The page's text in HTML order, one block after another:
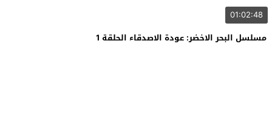
01:02:48
مسلسل البحر الاخضر: عودة الاصدقاء الحلقة 1